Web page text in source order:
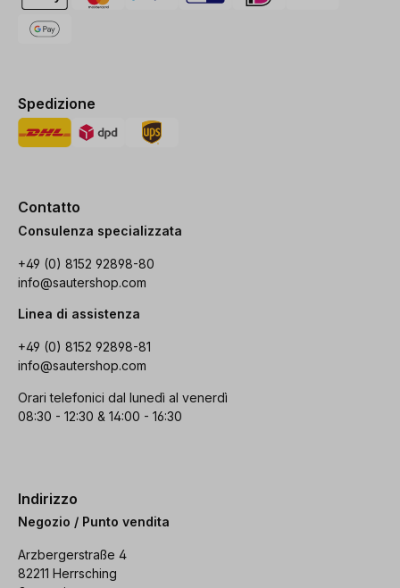
Spedizione
Contatto
Consulenza specializzata
+49 (0) 8152 92898-80
info@sautershop.com
Linea di assistenza
+49 (0) 8152 92898-81
info@sautershop.com
Orari telefonici dal lunedì al venerdì
08:30 - 12:30 & 14:00 - 16:30
Indirizzo
Negozio / Punto vendita
Arzbergerstraße 4
82211 Herrsching